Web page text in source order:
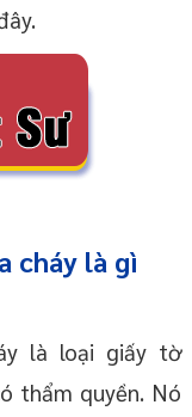
cháy là gì
là loại giấy tờ
thẩm quyền. Nó